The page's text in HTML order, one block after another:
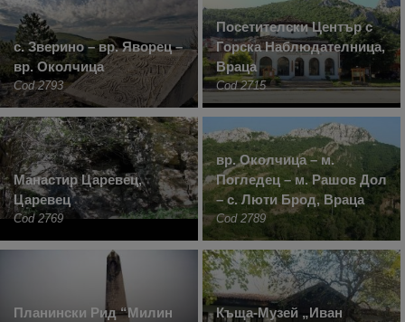
с. Зверино – вр. Яворец –
вр. Околчица
Cod 2793
Посетителски Център с
Горска Наблюдателница,
Враца
Cod 2715
Манастир Царевец,
Царевец
Cod 2769
вр. Околчица – м.
Погледец – м. Рашов Дол
– с. Люти Брод, Враца
Cod 2789
Планински Рид “Милин
Къща-Музей „Иван